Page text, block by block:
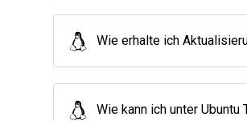
Wie erhalte ich
Wie kann ich unter